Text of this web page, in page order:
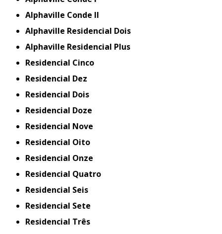
Alphaville Conde II
Alphaville Residencial Dois
Alphaville Residencial Plus
Residencial Cinco
Residencial Dez
Residencial Dois
Residencial Doze
Residencial Nove
Residencial Oito
Residencial Onze
Residencial Quatro
Residencial Seis
Residencial Sete
Residencial Três